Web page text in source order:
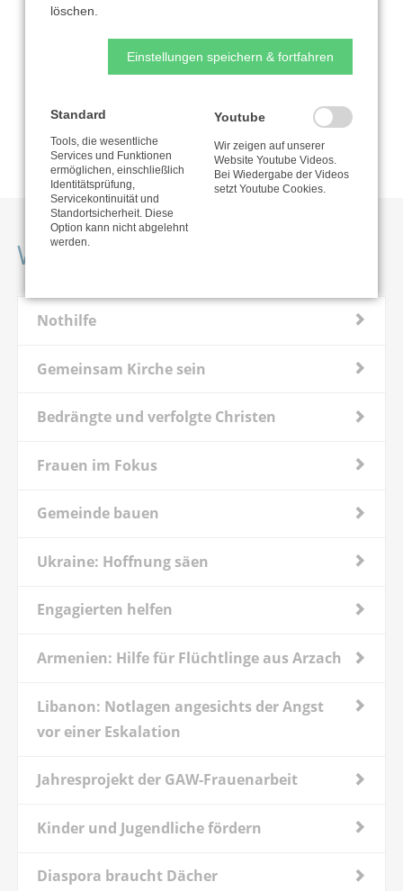
Zur Organisation
Nutzungsbedingungen
Weitere Projekte
Nothilfe
Gemeinsam Kirche sein
Bedrängte und verfolgte Christen
Frauen im Fokus
Gemeinde bauen
Ukraine: Hoffnung säen
Engagierten helfen
Armenien: Hilfe für Flüchtlinge aus Arzach
Libanon: Notlagen angesichts der Angst
vor einer Eskalation
Jahresprojekt der GAW-Frauenarbeit
Kinder und Jugendliche fördern
Diaspora braucht Dächer
löschen.
Einstellungen speichern & fortfahren
Standard
Tools, die wesentliche
Services und Funktionen
ermöglichen, einschließlich
Identitätsprüfung,
Servicekontinuität und
Standortsicherheit. Diese
Option kann nicht abgelehnt
werden.
Youtube
Wir zeigen auf unserer
Website Youtube Videos.
Bei Wiedergabe der Videos
setzt Youtube Cookies.